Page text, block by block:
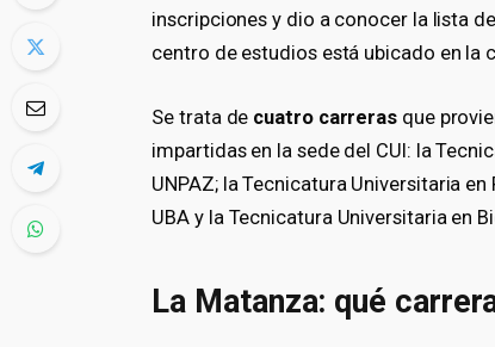
inscripciones y dio a conocer la lista
centro de estudios está ubicado en la
Se trata de cuatro carreras que
impartidas en la sede del CUI: la
UNPAZ; la Tecnicatura Universitaria
UBA y la Tecnicatura Universitaria en
La Matanza: qué